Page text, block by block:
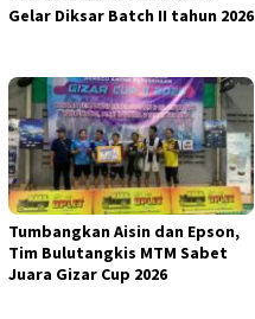
Gelar Diksar Batch II tahun 2026
Tumbangkan Aisin dan Epson,
Tim Bulutangkis MTM Sabet
Juara Gizar Cup 2026